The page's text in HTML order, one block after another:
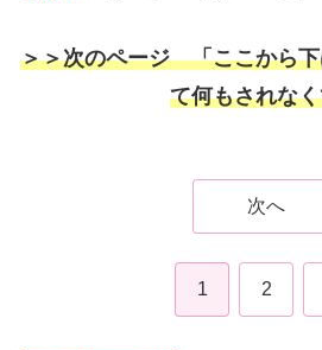
＞＞次のページ 「ここから下
て何もされな
次へ
1 2